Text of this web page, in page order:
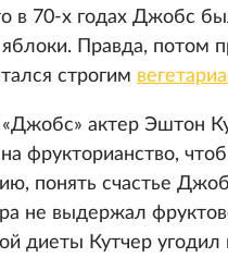
в 70-х годах Джобс
Правда, потом
строгим
актер Эштон
фрукторианство,
понять счастье
не выдержал
диеты Кутчер угодил